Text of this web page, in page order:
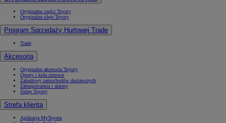
Oryginalne części Toyoty
Oryginalne oleje Toyoty
Program Sprzedaży Hurtowej Trade
Trade
Akcesoria
Oryginalne akcesoria Toyoty
Opony i koła zimowe
Zabudowy samochodów dostawczych
Zabezpieczenia i alarmy
Sklep Toyoty
Strefa klienta
Aplikacja MyToyota